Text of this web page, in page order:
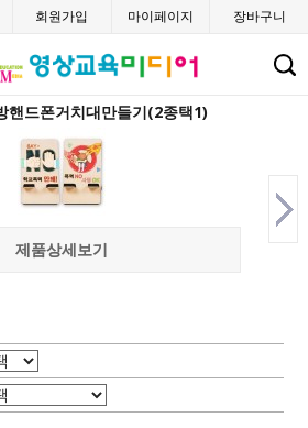
회원가입 마이페이지 장바구니
핸드폰거치대만들기(2종택1)
제품상세보기